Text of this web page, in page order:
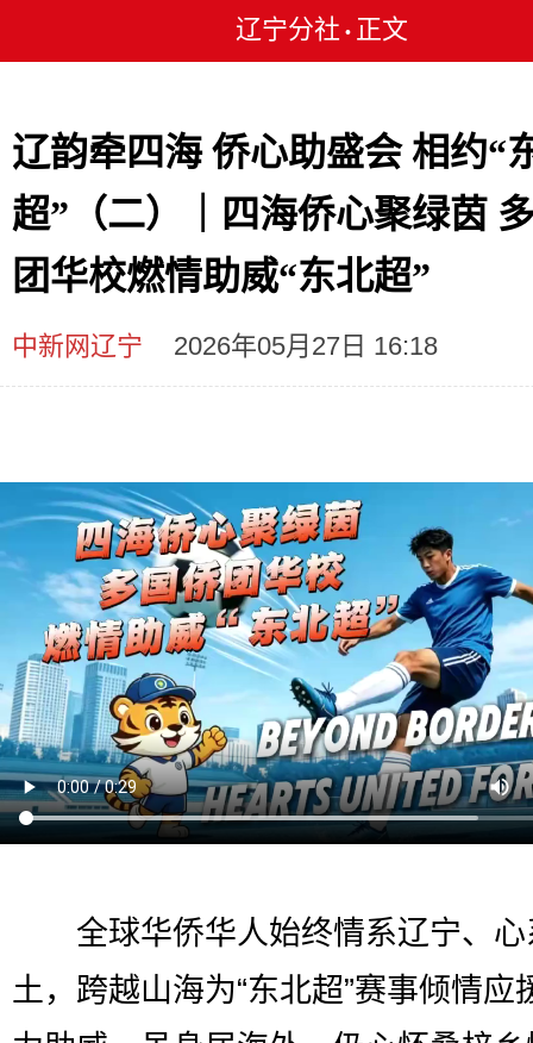
辽宁分社 • 正文
辽韵牵四海 侨心助盛会 相约“
超”（二）｜四海侨心聚绿茵
团华校燃情助威“东北超”
中新网辽宁 2026年05月27日 16:18
全球华侨华人始终情系辽宁、心
土，跨越山海为“东北超”赛事倾情应